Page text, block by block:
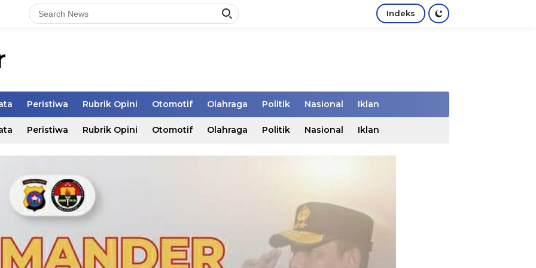
Indeks
Peristiwa Rubrik Opini Otomotif Olahraga Politik Nasional Iklan
Peristiwa Rubrik Opini Otomotif Olahraga Politik Nasional Iklan